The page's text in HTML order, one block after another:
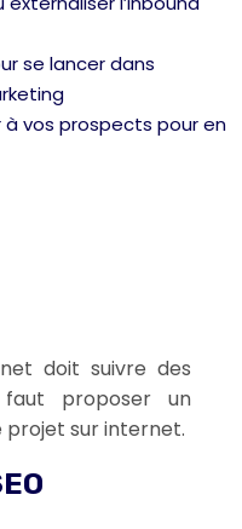
se lancer dans
à vos prospects pour en
doit suivre des
proposer un
sur internet.